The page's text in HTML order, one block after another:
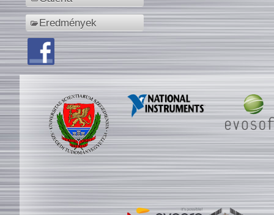
Eredmények